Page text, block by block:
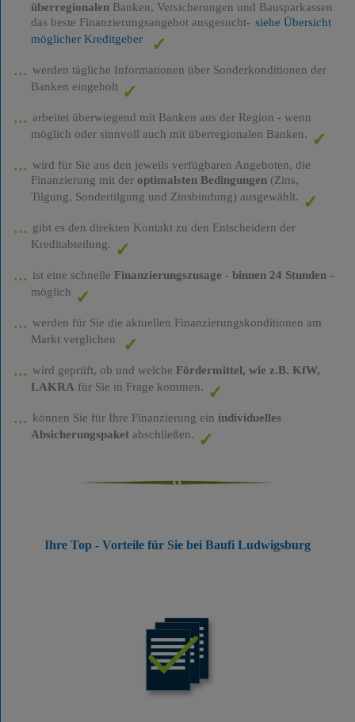
überregionalenBanken, Versicherungen und Bausparkassen
das beste Finanzierungsangebot ausgesucht- siehe Übersicht
möglicher Kreditgeber
werden tägliche Informationen über Sonderkonditionen der
Banken eingeholt
arbeitet überwiegend mit Banken aus der Region - wenn
möglich oder sinnvoll auch mit überregionalen Banken.
wird für Sie aus den jeweils verfügbaren Angeboten, die
Finanzierung mit der optimalsten Bedingungen(Zins,
Tilgung, Sondertilgung und Zinsbindung) ausgewählt.
gibt es den direkten Kontakt zu den Entscheidern der
Kreditabteilung.
ist eine schnelle Finanzierungszusage - binnen 24 Stunden-
möglich
werden für Sie die aktuellen Finanzierungskonditionen am
Markt verglichen
wird geprüft, ob und welche Fördermittel, wie z.B. KfW,
LAKRA für Sie in Frage kommen.
können Sie für Ihre Finanzierung ein individuelles
Absicherungspaketabschließen.
Ihre Top - Vorteile für Sie bei Baufi Ludwigsburg